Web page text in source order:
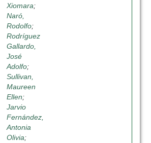
Xiomara;
Naró,
Rodolfo;
Rodríguez
Gallardo,
José
Adolfo;
Sullivan,
Maureen
Ellen;
Jarvio
Fernández,
Antonia
Olivia;